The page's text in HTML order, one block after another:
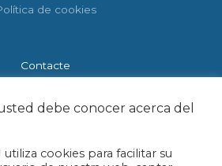
de cookies
Contacte
Barcelona
debe conocer acerca del
utiliza cookies para facilitar su